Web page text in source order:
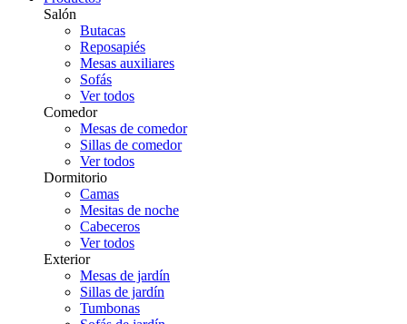
Salón
Butacas
Reposapiés
Mesas auxiliares
Sofás
Ver todos
Comedor
Mesas de comedor
Sillas de comedor
Ver todos
Dormitorio
Camas
Mesitas de noche
Cabeceros
Ver todos
Exterior
Mesas de jardín
Sillas de jardín
Tumbonas